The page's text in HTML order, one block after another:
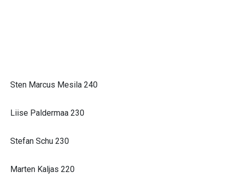
Sten Marcus Mesila 240
Liise Paldermaa 230
Stefan Schu 230
Marten Kaljas 220